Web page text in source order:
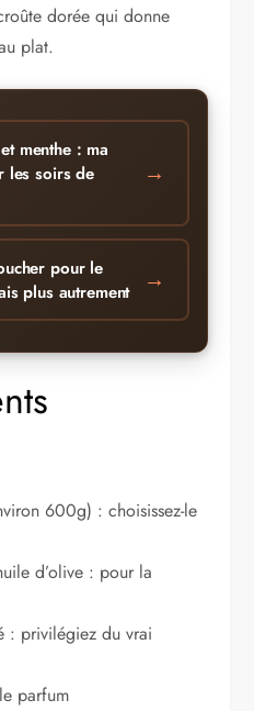
dorée qui donne
plat.
menthe : ma
les soirs de
→
pour le
plus autrement
→
600g) : choisissez-le
d’olive : pour la
: privilégiez du vrai
parfum